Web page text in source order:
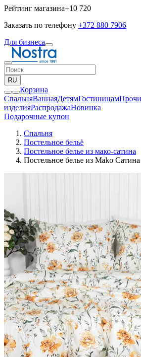
Рейтинг магазина+10 720
Заказать по телефону +372 880 7906
Для бизнеса
RU
Корзина
СпальняВаннаяДетямГостиницам
изделияPаспродажаНовинка
Подарочные купон
Спальня
Постельное бельё
Постельное белье из мако-сатина
Постельное белье из Mako